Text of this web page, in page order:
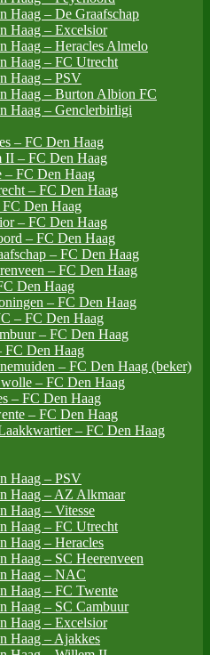
Haag – De Graafschap
Haag – Excelsior
Haag – Heracles Almelo
Haag – FC Utrecht
Haag – PSV
Haag – Burton Albion FC
Haag – Genclerbirligi
– FC Den Haag
II – FC Den Haag
– FC Den Haag
– FC Den Haag
Den Haag
– FC Den Haag
– FC Den Haag
– FC Den Haag
– FC Den Haag
Den Haag
– FC Den Haag
– FC Den Haag
– FC Den Haag
FC Den Haag
– FC Den Haag (beker)
– FC Den Haag
– FC Den Haag
– FC Den Haag
– FC Den Haag
Haag – PSV
Haag – AZ Alkmaar
Haag – Vitesse
Haag – FC Utrecht
Haag – Heracles
Haag – SC Heerenveen
Haag – NAC
Haag – FC Twente
Haag – SC Cambuur
Haag – Excelsior
Haag – Ajakkes